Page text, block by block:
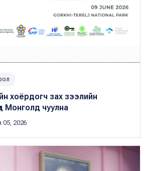
хоёрдогч зах зээлийн
Монголд чуулна
05, 2026